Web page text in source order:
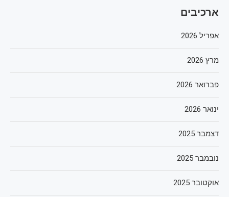
ארכיבים
אפריל 2026
מרץ 2026
פברואר 2026
ינואר 2026
דצמבר 2025
נובמבר 2025
אוקטובר 2025